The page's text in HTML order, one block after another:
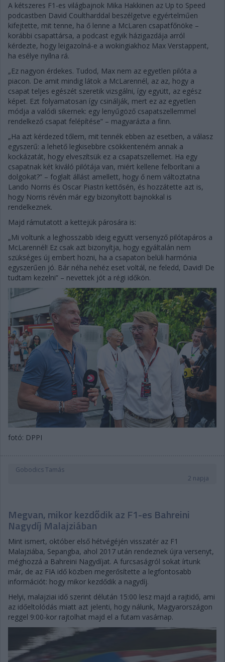
A kétszeres F1-es világbajnok Mika Hakkinen az Up to Speed
podcastben David Coultharddal beszélgetve egyértelműen
kifejtette, mit tenne, ha ő lenne a McLaren csapatfőnöke –
korábbi csapattársa, a podcast egyik házigazdája arról
kérdezte, hogy leigazolná-e a wokingiakhoz Max Verstappent,
ha esélye nyílna rá.
„Ez nagyon érdekes. Tudod, Max nem az egyetlen pilóta a
piacon. De amit mindig látok a McLarennél, az az, hogy a
csapat teljes egészét szeretik vizsgálni, így együtt, az egész
képet. Ezt folyamatosan így csinálják, mert ez az egyetlen
módja a valódi sikernek: egy lenyűgöző csapatszellemmel
rendelkező csapat felépítése” – magyarázta a finn.
„Ha azt kérdezed tőlem, mit tennék ebben az esetben, a válasz
egyszerű: a lehető legkisebbre csökkenteném annak a
kockázatát, hogy elveszítsük ez a csapatszellemet. Ha egy
csapatnak két kiváló pilótája van, miért kellene felborítani a
dolgokat?” – foglalt állást amellett, hogy ő nem változtatna
Lando Norris és Oscar Piastri kettősén, és hozzátette azt is,
hogy Norris révén már egy bizonyított bajnokkal is
rendelkeznek.
Majd rámutatott a kettejük párosára is:
„Mi voltunk a leghosszabb ideig együtt versenyző pilótapáros a
McLarennél! Ez csak azt bizonyítja, hogy egyáltalán nem
szükséges új embert hozni, ha a csapaton belüli harmónia
egyszerűen jó. Bár néha nehéz eset voltál, ne feledd, David! De
tudtam kezelni” – nevettek jót a régi időkön.
fotó: DPPI
Gobodics Tamás
2 napja
Megvan, mikor kezdődik az F1-es Bahreini
Nagydíj Malajziában
Mint ismert, október első hétvégéjén visszatér az F1
Malajziába, Sepangba, ahol 2017 után rendeznek újra versenyt,
méghozzá a Bahreini Nagydíjat. A furcsaságról sokat írtunk
már, de az FIA idő közben megerősítette a legfontosabb
információt: hogy mikor kezdődik a nagydíj.
Helyi, malajziai idő szerint délután 15:00 lesz majd a rajtidő, ami
az időeltolódás miatt azt jelenti, hogy nálunk, Magyarországon
reggel 9:00-kor rajtolhat majd el a futam vasárnap.